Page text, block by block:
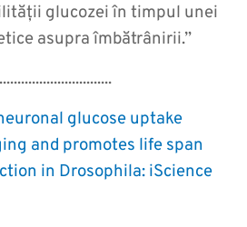
glucozei în timpul unei
asupra îmbătrânirii.”
glucose uptake
and promotes life span
in Drosophila: iScience